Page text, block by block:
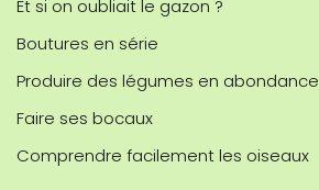
Et si on oubliait le gazon ?
Boutures en série
Produire des légumes en abondance
Faire ses bocaux
Comprendre facilement les oiseaux